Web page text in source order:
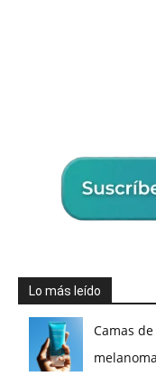
Lo más leído
Camas